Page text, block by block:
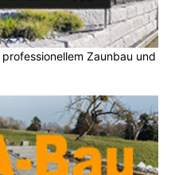
Zaunbau und